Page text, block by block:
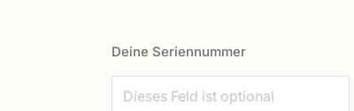
Deine Seriennummer